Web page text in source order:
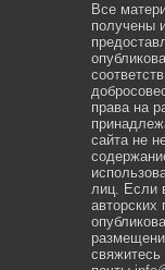
Все
получены
права на
сайта не
лиц. Если
авторских